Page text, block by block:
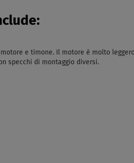
e timone. Il motore è molto
specchi di montaggio diversi.